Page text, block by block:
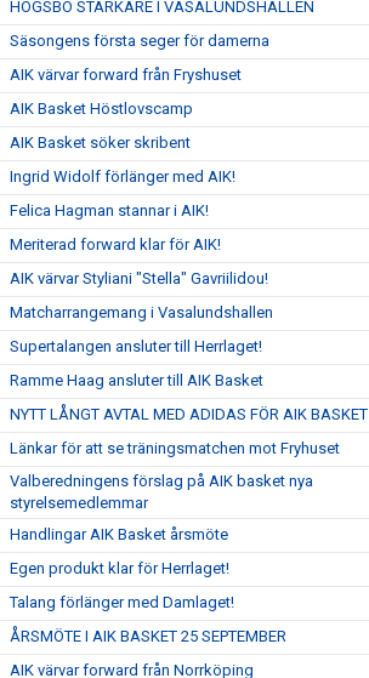
HÖGSBO STARKARE I VASALUNDSHALLEN
Säsongens första seger för damerna
AIK värvar forward från Fryshuset
AIK Basket Höstlovscamp
AIK Basket söker skribent
Ingrid Widolf förlänger med AIK!
Felica Hagman stannar i AIK!
Meriterad forward klar för AIK!
AIK värvar Styliani "Stella" Gavriilidou!
Matcharrangemang i Vasalundshallen
Supertalangen ansluter till Herrlaget!
Ramme Haag ansluter till AIK Basket
NYTT LÅNGT AVTAL MED ADIDAS FÖR AIK BASKET
Länkar för att se träningsmatchen mot Fryhuset
Valberedningens förslag på AIK basket nya
styrelsemedlemmar
Handlingar AIK Basket årsmöte
Egen produkt klar för Herrlaget!
Talang förlänger med Damlaget!
ÅRSMÖTE I AIK BASKET 25 SEPTEMBER
AIK värvar forward från Norrköping